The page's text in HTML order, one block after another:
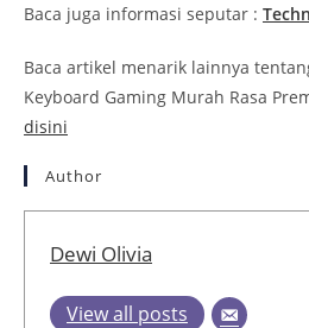
Baca juga informasi seputar :
Baca artikel menarik lainnya
Keyboard Gaming Murah Rasa
disini
Author
Dewi Olivia
View all posts